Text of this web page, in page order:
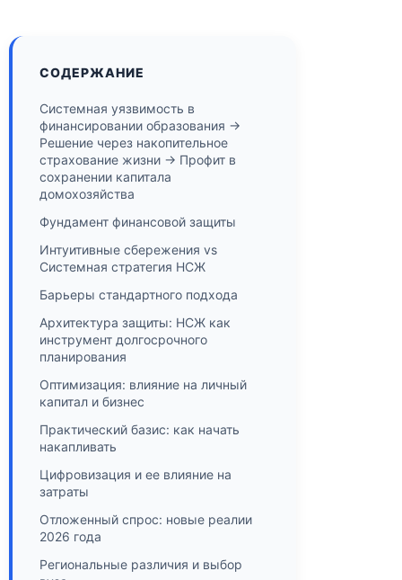
СОДЕРЖАНИЕ
Системная уязвимость в
финансировании образования →
Решение через накопительное
страхование жизни → Профит в
сохранении капитала
домохозяйства
Фундамент финансовой защиты
Интуитивные сбережения vs
Системная стратегия НСЖ
Барьеры стандартного подхода
Архитектура защиты: НСЖ как
инструмент долгосрочного
планирования
Оптимизация: влияние на личный
капитал и бизнес
Практический базис: как начать
накапливать
Цифровизация и ее влияние на
затраты
Отложенный спрос: новые реалии
2026 года
Региональные различия и выбор